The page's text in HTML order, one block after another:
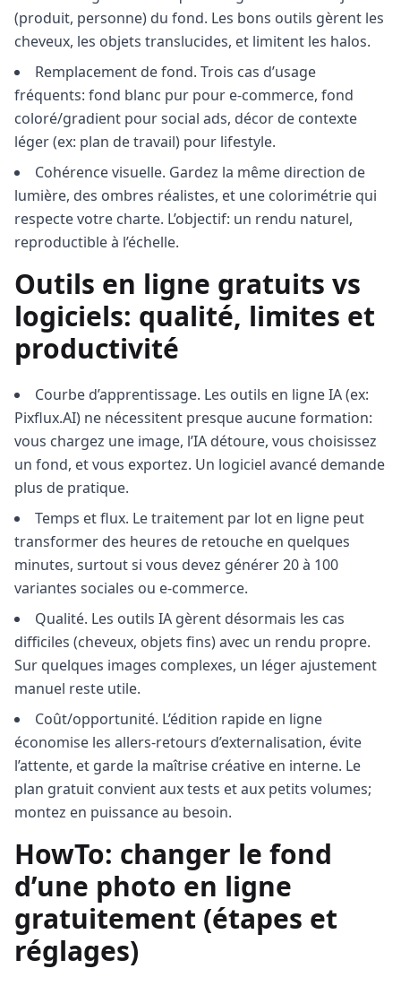
(produit, personne) du fond. Les bons outils gèrent les
cheveux, les objets translucides, et limitent les halos.
Remplacement de fond. Trois cas d’usage
fréquents: fond blanc pur pour e‑commerce, fond
coloré/gradient pour social ads, décor de contexte
léger (ex: plan de travail) pour lifestyle.
Cohérence visuelle. Gardez la même direction de
lumière, des ombres réalistes, et une colorimétrie qui
respecte votre charte. L’objectif: un rendu naturel,
reproductible à l’échelle.
Outils en ligne gratuits vs
logiciels: qualité, limites et
productivité
Courbe d’apprentissage. Les outils en ligne IA (ex:
Pixflux.AI) ne nécessitent presque aucune formation:
vous chargez une image, l’IA détoure, vous choisissez
un fond, et vous exportez. Un logiciel avancé demande
plus de pratique.
Temps et flux. Le traitement par lot en ligne peut
transformer des heures de retouche en quelques
minutes, surtout si vous devez générer 20 à 100
variantes sociales ou e‑commerce.
Qualité. Les outils IA gèrent désormais les cas
difficiles (cheveux, objets fins) avec un rendu propre.
Sur quelques images complexes, un léger ajustement
manuel reste utile.
Coût/opportunité. L’édition rapide en ligne
économise les allers-retours d’externalisation, évite
l’attente, et garde la maîtrise créative en interne. Le
plan gratuit convient aux tests et aux petits volumes;
montez en puissance au besoin.
HowTo: changer le fond
d’une photo en ligne
gratuitement (étapes et
réglages)